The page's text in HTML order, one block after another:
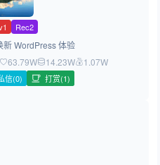
Rec2
新 WordPress 体验
63.79W 14.23W 1.07W
信(0) 打赏(1)